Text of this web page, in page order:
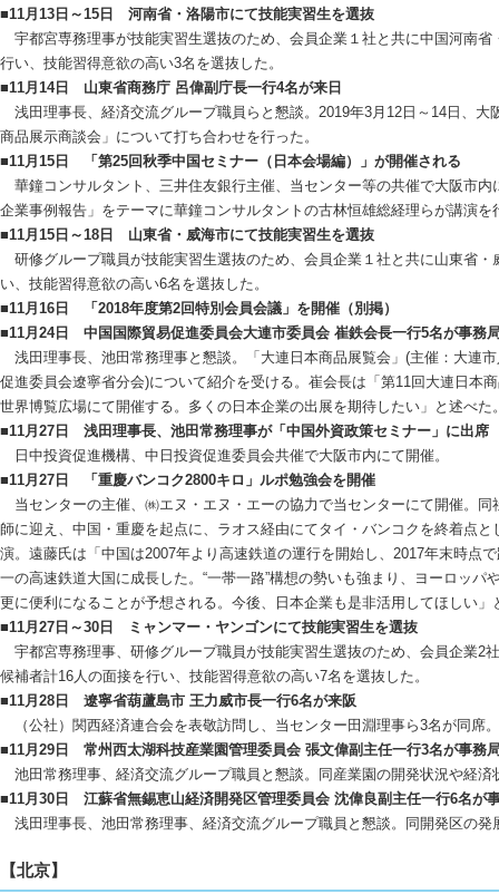
■11月13日～15日 河南省・洛陽市にて技能実習生を選抜
宇都宮専務理事が技能実習生選抜のため、会員企業１社と共に中国河南省
行い、技能習得意欲の高い3名を選抜した。
■11月14日 山東省商務庁 呂偉副庁長一行4名が来日
浅田理事長、経済交流グループ職員らと懇談。2019年3月12日～14日、大
商品展示商談会」について打ち合わせを行った。
■11月15日 「第25回秋季中国セミナー（日本会場編）」が開催される
華鐘コンサルタント、三井住友銀行主催、当センター等の共催で大阪市内
企業事例報告」をテーマに華鐘コンサルタントの古林恒雄総経理らが講演
■11月15日～18日 山東省・威海市にて技能実習生を選抜
研修グループ職員が技能実習生選抜のため、会員企業１社と共に山東省・
い、技能習得意欲の高い6名を選抜した。
■11月16日 「2018年度第2回特別会員会議」を開催（別掲）
■11月24日 中国国際貿易促進委員会大連市委員会 崔鉄会長一行5名が事務
浅田理事長、池田常務理事と懇談。「大連日本商品展覧会」(主催：大連
促進委員会遼寧省分会)について紹介を受ける。崔会長は「第11回大連日本
世界博覧広場にて開催する。多くの日本企業の出展を期待したい」と述べた
■11月27日 浅田理事長、池田常務理事が「中国外資政策セミナー」に出席
日中投資促進機構、中日投資促進委員会共催で大阪市内にて開催。
■11月27日 「重慶バンコク2800キロ」ルポ勉強会を開催
当センターの主催、㈱エヌ・エヌ・エーの協力で当センターにて開催。
師に迎え、中国・重慶を起点に、ラオス経由にてタイ・バンコクを終着点
演。遠藤氏は「中国は2007年より高速鉄道の運行を開始し、2017年末時点
一の高速鉄道大国に成長した。“一帯一路”構想の勢いも強まり、ヨーロッパ
更に便利になることが予想される。今後、日本企業も是非活用してほしい
■11月27日～30日 ミャンマー・ヤンゴンにて技能実習生を選抜
宇都宮専務理事、研修グループ職員が技能実習生選抜のため、会員企業2
候補者計16人の面接を行い、技能習得意欲の高い7名を選抜した。
■11月28日 遼寧省葫蘆島市 王力威市長一行6名が来阪
（公社）関西経済連合会を表敬訪問し、当センター田淵理事ら3名が同席
■11月29日 常州西太湖科技産業園管理委員会 張文偉副主任一行3名が事務
池田常務理事、経済交流グループ職員と懇談。同産業園の開発状況や経済
■11月30日 江蘇省無錫恵山経済開発区管理委員会 沈偉良副主任一行6名が
浅田理事長、池田常務理事、経済交流グループ職員と懇談。同開発区の発
【北京】